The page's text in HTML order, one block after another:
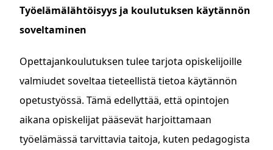
Työelämälähtöisyys ja koulutuksen käytännön
soveltaminen
Opettajankoulutuksen tulee tarjota opiskelijoille
valmiudet soveltaa tieteellistä tietoa käytännön
opetustyössä. Tämä edellyttää, että opintojen
aikana opiskelijat pääsevät harjoittamaan
työelämässä tarvittavia taitoja, kuten pedagogista